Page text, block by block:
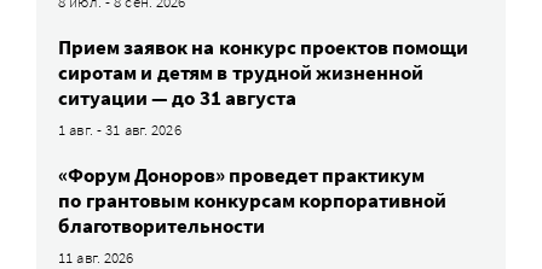
Прием заявок на конкурс проектов помощи
сиротам и детям в трудной жизненной
ситуации — до 31 августа
1 авг. - 31 авг. 2026
«Форум Доноров» проведет практикум
по грантовым конкурсам корпоративной
благотворительности
11 авг. 2026